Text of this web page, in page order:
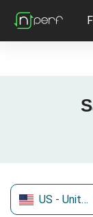
US - United States